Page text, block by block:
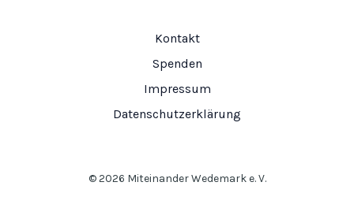
Kontakt
Spenden
Impressum
Datenschutzerklärung
© 2026 Miteinander Wedemark e. V.